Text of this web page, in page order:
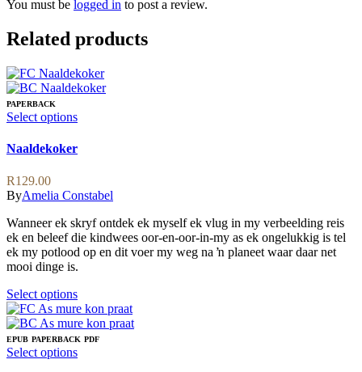
You must be logged in to post a review.
Related products
PAPERBACK
Select optionsThis
has
The
options
may
be
chosen
product
page
Naaldekoker
R129.00
ByAmelia Constabel
Wanneer ek skryf ontdek ek myself ek vlug in my verbeelding reis
ek en beleef die kindwees oor-en-oor-in-my as ek ongelukkig is tel
ek my potlood op en dit voer my weg na ŉ planeet waar daar net
mooi dinge is.
Select optionsThis
product
has
multiple
variants.
EPUB PAPERBACK PDF
Select optionsThis